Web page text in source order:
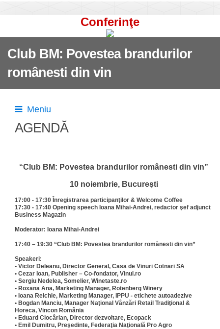
Conferinţe
Club BM: Povestea brandurilor
românesti din vin
Meniu
AGENDĂ
“Club BM: Povestea brandurilor românesti din vin”
10 noiembrie, Bucureşti
17:00 - 17:30 Ȋnregistrarea participanţilor & Welcome Coffee
17:30 - 17:40 Opening speech Ioana Mihai-Andrei, redactor şef adjunct
Business Magazin
Moderator: Ioana Mihai-Andrei
17:40 – 19:30 “Club BM: Povestea brandurilor românesti din vin”
Speakeri:
• Victor Deleanu, Director General, Casa de Vinuri Cotnari SA
• Cezar Ioan, Publisher – Co-fondator, Vinul.ro
• Sergiu Nedelea, Somelier, Winetaste.ro
• Roxana Ana, Marketing Manager, Rotenberg Winery
• Ioana Reichle, Marketing Manager, IPPU - etichete autoadezive
• Bogdan Manciu, Manager Naţional Vânzări Retail Tradiţional &
Horeca, Vincon România
• Eduard Ciocârlan, Director dezvoltare, Ecopack
• Emil Dumitru, Preşedinte, Federaţia Naţională Pro Agro